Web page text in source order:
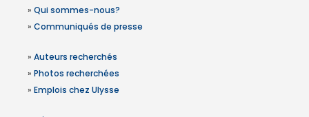
» Qui sommes-nous?
» Communiqués de presse
» Auteurs recherchés
» Photos recherchées
» Emplois chez Ulysse